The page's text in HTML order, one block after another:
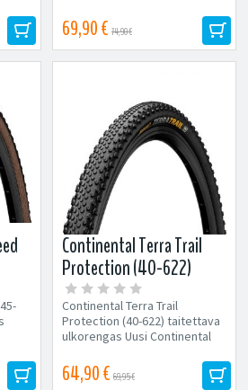
rengas nopeaan...
69,90 € 74,90 €
Continental Terra Trail
Protection (40-622)
taitettava ulkorengas
Continental Terra Trail
Protection (40-622) taitettava
ulkorengas Uusi Continental
ajoon! Malli:...
64,90 € 69,95 €